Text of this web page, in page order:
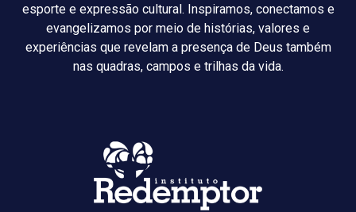
esporte e expressão cultural. Inspiramos, conectamos e
evangelizamos por meio de histórias, valores e
experiências que revelam a presença de Deus também
nas quadras, campos e trilhas da vida.